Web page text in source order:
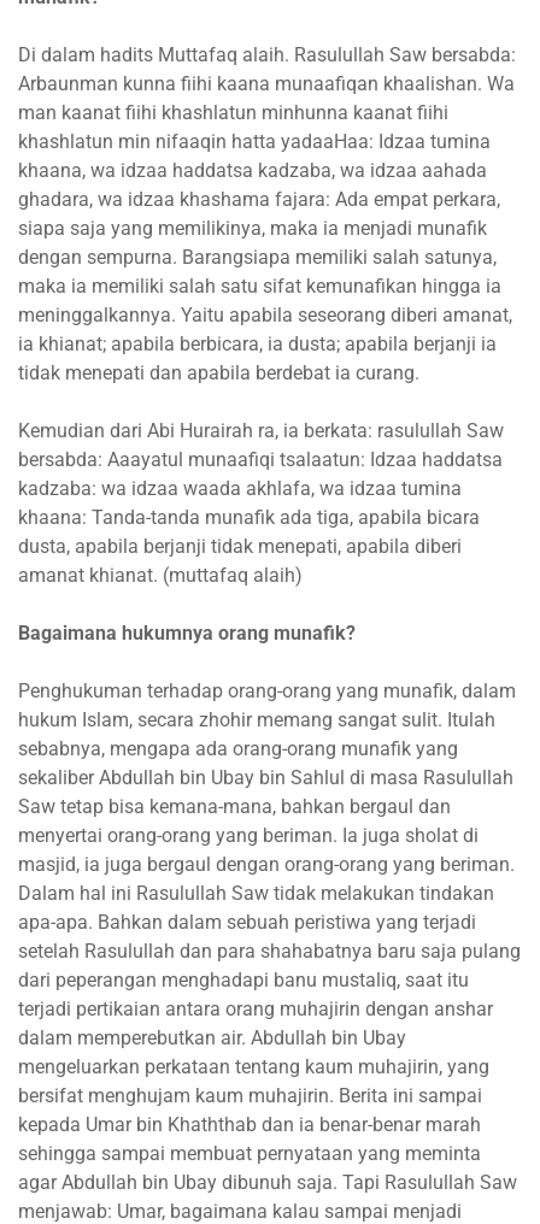
Di dalam hadits Muttafaq alaih. Rasulullah Saw bersabda:
Arbaunman kunna fiihi kaana munaafiqan khaalishan. Wa
man kaanat fiihi khashlatun minhunna kaanat fiihi
khashlatun min nifaaqin hatta yadaaHaa: Idzaa tumina
khaana, wa idzaa haddatsa kadzaba, wa idzaa aahada
ghadara, wa idzaa khashama fajara: Ada empat perkara,
siapa saja yang memilikinya, maka ia menjadi munafik
dengan sempurna. Barangsiapa memiliki salah satunya,
maka ia memiliki salah satu sifat kemunafikan hingga ia
meninggalkannya. Yaitu apabila seseorang diberi amanat,
ia khianat; apabila berbicara, ia dusta; apabila berjanji ia
tidak menepati dan apabila berdebat ia curang.
Kemudian dari Abi Hurairah ra, ia berkata: rasulullah Saw
bersabda: Aaayatul munaafiqi tsalaatun: Idzaa haddatsa
kadzaba: wa idzaa waada akhlafa, wa idzaa tumina
khaana: Tanda-tanda munafik ada tiga, apabila bicara
dusta, apabila berjanji tidak menepati, apabila diberi
amanat khianat. (muttafaq alaih)
Bagaimana hukumnya orang munafik?
Penghukuman terhadap orang-orang yang munafik, dalam
hukum Islam, secara zhohir memang sangat sulit. Itulah
sebabnya, mengapa ada orang-orang munafik yang
sekaliber Abdullah bin Ubay bin Sahlul di masa Rasulullah
Saw tetap bisa kemana-mana, bahkan bergaul dan
menyertai orang-orang yang beriman. Ia juga sholat di
masjid, ia juga bergaul dengan orang-orang yang beriman.
Dalam hal ini Rasulullah Saw tidak melakukan tindakan
apa-apa. Bahkan dalam sebuah peristiwa yang terjadi
setelah Rasulullah dan para shahabatnya baru saja pulang
dari peperangan menghadapi banu mustaliq, saat itu
terjadi pertikaian antara orang muhajirin dengan anshar
dalam memperebutkan air. Abdullah bin Ubay
mengeluarkan perkataan tentang kaum muhajirin, yang
bersifat menghujam kaum muhajirin. Berita ini sampai
kepada Umar bin Khaththab dan ia benar-benar marah
sehingga sampai membuat pernyataan yang meminta
agar Abdullah bin Ubay dibunuh saja. Tapi Rasulullah Saw
menjawab: Umar, bagaimana kalau sampai menjadi